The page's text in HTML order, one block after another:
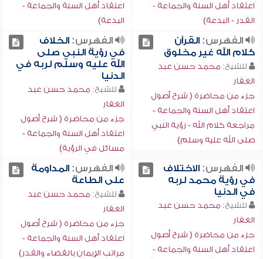
اعتقاد أهل السنة والجماعة -
القدر - البدعة)
اعتقاد أهل السنة والجماعة -
البدعة)
الفهرس:القرآن
كلام الله غير مخلوق
للشيخ: محمد حسن عبد
الغفار
جزء من محاضرة ( شرح أصول
اعتقاد أهل السنة والجماعة -
مراجعة كلام الله - رؤية النبي
صلى الله عليه وسلم)
الفهرس:الخلاف
في رؤية النبي صلى
الله عليه وسلم لربه في
الدنيا
للشيخ: محمد حسن عبد
الغفار
جزء من محاضرة ( شرح أصول
اعتقاد أهل السنة والجماعة -
مسائل في الرؤية)
الفهرس:الاختلاف
في رؤية محمد لربه
في الدنيا
للشيخ: محمد حسن عبد
الغفار
جزء من محاضرة ( شرح أصول
اعتقاد أهل السنة والجماعة -
الفهرس:المداومة
على الطاعة
للشيخ: محمد حسن عبد
الغفار
جزء من محاضرة ( شرح أصول
اعتقاد أهل السنة والجماعة -
مراتب الإيمان بالقضاء والقدر)